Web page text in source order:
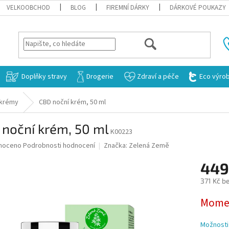
VELKOOBCHOD BLOG FIREMNÍ DÁRKY DÁRKOVÉ POUKAZY
HLEDAT
Doplňky stravy Drogerie Zdraví a péče Eco
CBD noční krém, 50 ml
noční krém, 50 mlK00223
Podrobnosti hodnocení Značka: Zelená Země
371 Kč
cena: